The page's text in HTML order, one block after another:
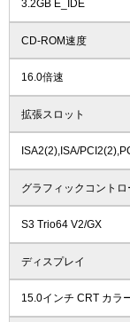
3.2GB E_IDE
CD-ROM速度
16.0倍速
拡張スロット
ISA2(2),ISA/
グラフィックコントロ
S3 Trio64 V2/GX
ディスプレイ
15.0インチ CRT カラ